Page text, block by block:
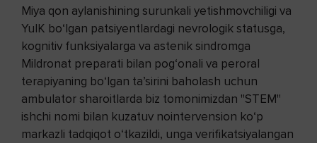
Miya qon aylanishining surunkali yetishmovchiligi va
YuIK bo‘lgan patsiyentlardagi nevrologik statusga,
kognitiv funksiyalarga va astenik sindromga
Mildronat preparati bilan pog‘onali va peroral
terapiyaning bo‘lgan ta’sirini baholash uchun
ambulator sharoitlarda biz tomonimizdan "STEM"
ishchi nomi bilan kuzatuv nointervension ko‘p
markazli tadqiqot o‘tkazildi, unga verifikatsiyalangan